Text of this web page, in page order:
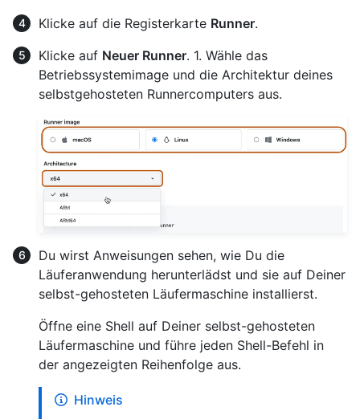
Klicke auf die Registerkarte Runner.
Klicke auf Neuer Runner. 1. Wähle das
Betriebssystemimage und die Architektur deines
selbstgehosteten Runnercomputers aus.
Du wirst Anweisungen sehen, wie Du die
Läuferanwendung herunterlädst und sie auf Deiner
selbst-gehosteten Läufermaschine installierst.
Öffne eine Shell auf Deiner selbst-gehosteten
Läufermaschine und führe jeden Shell-Befehl in
der angezeigten Reihenfolge aus.
Hinweis